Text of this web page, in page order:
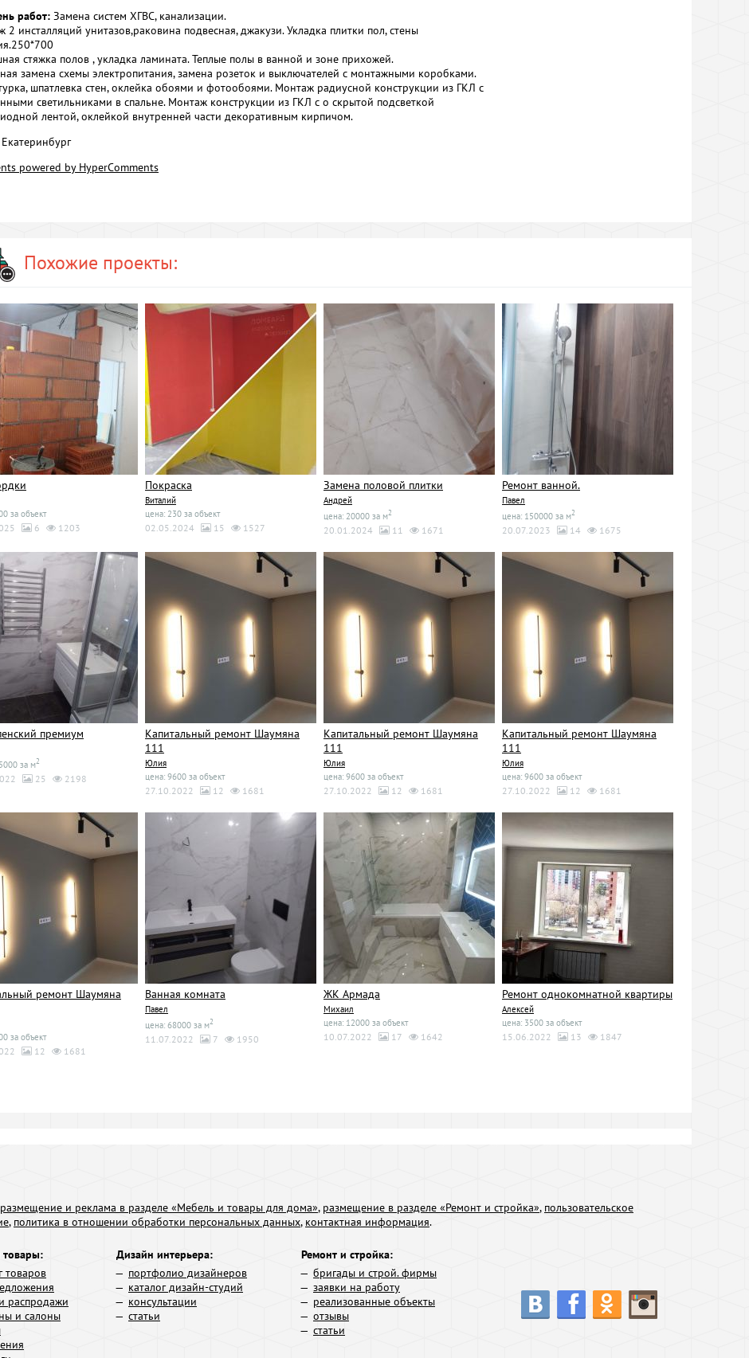
работ: Замена систем ХГВС, канализации.
2 инсталляций унитазов,раковина подвесная, джакузи. Укладка плитки пол, стены
стяжка полов , укладка ламината. Теплые полы в ванной и зоне прихожей.
замена схемы электропитания, замена розеток и выключателей с монтажными коробками.
шпатлевка стен, оклейка обоями и фотообоями. Монтаж радиусной конструкции из ГКЛ с
светильниками в спальне. Монтаж конструкции из ГКЛ с о скрытой подсветкой
лентой, оклейкой внутренней части декоративным кирпичом.
Екатеринбург
powered by HyperComments
Похожие проекты:
за объект
6 1203
Покраска
Виталий
цена: 230 за объект
02.05.2024 15 1527
Замена половой плитки
Андрей
цена: 20000 за м2
20.01.2024 11 1671
Ремонт ванной.
Павел
цена: 150000 за м2
20.07.2023 14 1675
премиум
за м2
25 2198
Капитальный ремонт Шаумяна
111
Юлия
цена: 9600 за объект
27.10.2022 12 1681
Капитальный ремонт Шаумяна
111
Юлия
цена: 9600 за объект
27.10.2022 12 1681
Капитальный ремонт Шаумяна
111
Юлия
цена: 9600 за объект
27.10.2022 12 1681
ремонт Шаумяна
за объект
12 1681
Ванная комната
Павел
цена: 68000 за м2
11.07.2022 7 1950
ЖК Армада
Михаил
цена: 12000 за объект
10.07.2022 17 1642
Ремонт однокомнатной квартиры
Алексей
цена: 3500 за объект
15.06.2022 13 1847
размещение и реклама в разделе «Мебель и товары для дома», размещение в разделе «Ремонт и стройка», пользовательское
, политика в отношении обработки персональных данных, контактная информация.
товаров
распродажи
и салоны
Дизайн интерьера:
портфолио дизайнеров
каталог дизайн-студий
консультации
статьи
Ремонт и стройка:
бригады и строй. фирмы
заявки на работу
реализованные объекты
отзывы
статьи